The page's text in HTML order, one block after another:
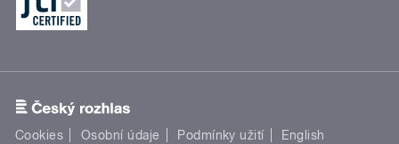
Cookies Osobní údaje Podmínky užití English